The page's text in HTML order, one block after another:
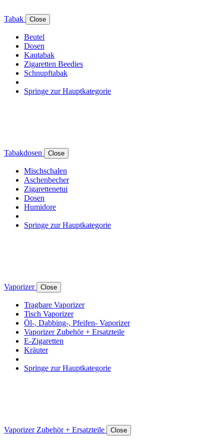
Tabak Close
Beutel
Dosen
Kautabak
Zigaretten Beedies
Schnupftabak
Springe zur Hauptkategorie
Tabakdosen Close
Mischschalen
Aschenbecher
Zigarettenetui
Dosen
Humidore
Springe zur Hauptkategorie
Vaporizer Close
Tragbare Vaporizer
Tisch Vaporizer
Öl-, Dabbing-, Pfeifen- Vaporizer
Vaporizer Zubehör + Ersatzteile
E-Zigaretten
Kräuter
Springe zur Hauptkategorie
Vaporizer Zubehör + Ersatzteile Close